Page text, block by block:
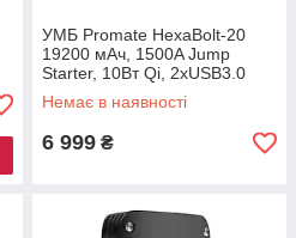
УМБ Promate HexaBolt-20
19200 мАч, 1500A Jump
Starter, 10Вт Qi, 2xUSB3.0
Black (hexabolt-20.black)
Немає в наявності
6 999 ₴